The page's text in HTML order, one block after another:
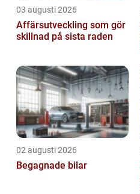
03 augusti 2026
Affärsutveckling som gör
skillnad på sista raden
02 augusti 2026
Begagnade bilar